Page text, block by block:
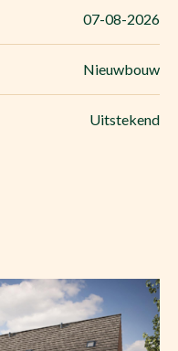
07-08-2026
Nieuwbouw
Uitstekend